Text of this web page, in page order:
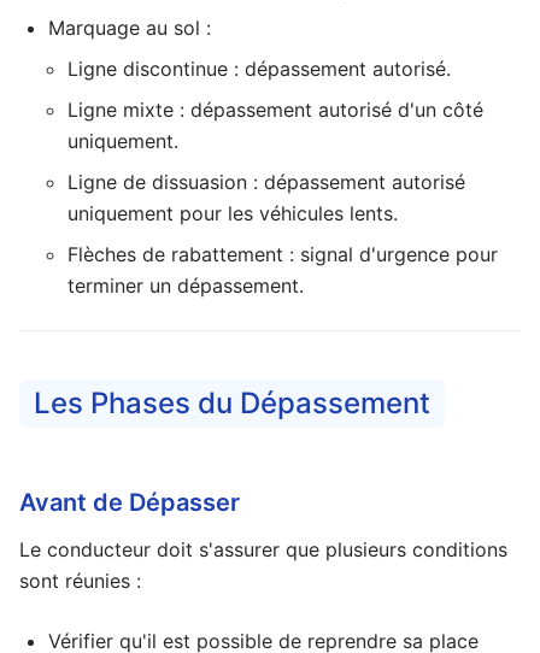
Marquage au sol :
Ligne discontinue : dépassement autorisé.
Ligne mixte : dépassement autorisé d'un côté
uniquement.
Ligne de dissuasion : dépassement autorisé
uniquement pour les véhicules lents.
Flèches de rabattement : signal d'urgence pour
terminer un dépassement.
Les Phases du Dépassement
Avant de Dépasser
Le conducteur doit s'assurer que plusieurs conditions
sont réunies :
Vérifier qu'il est possible de reprendre sa place